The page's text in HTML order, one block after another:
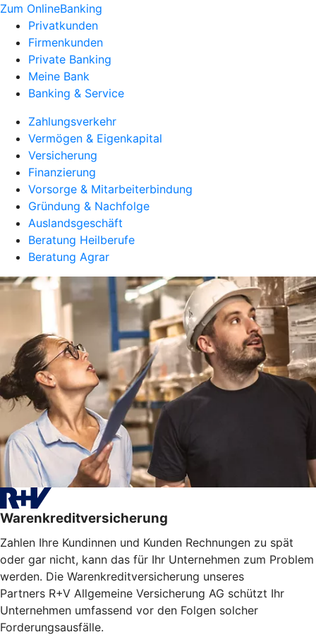
Zum OnlineBanking
Privatkunden
Firmenkunden
Private Banking
Meine Bank
Banking & Service
Zahlungsverkehr
Vermögen & Eigenkapital
Versicherung
Finanzierung
Vorsorge & Mitarbeiterbindung
Gründung & Nachfolge
Auslandsgeschäft
Beratung Heilberufe
Beratung Agrar
Warenkreditversicherung
Zahlen Ihre Kundinnen und Kunden Rechnungen zu spät
oder gar nicht, kann das für Ihr Unternehmen zum Problem
werden. Die Warenkreditversicherung unseres
Partners R+V Allgemeine Versicherung AG schützt Ihr
Unternehmen umfassend vor den Folgen solcher
Forderungsausfälle.